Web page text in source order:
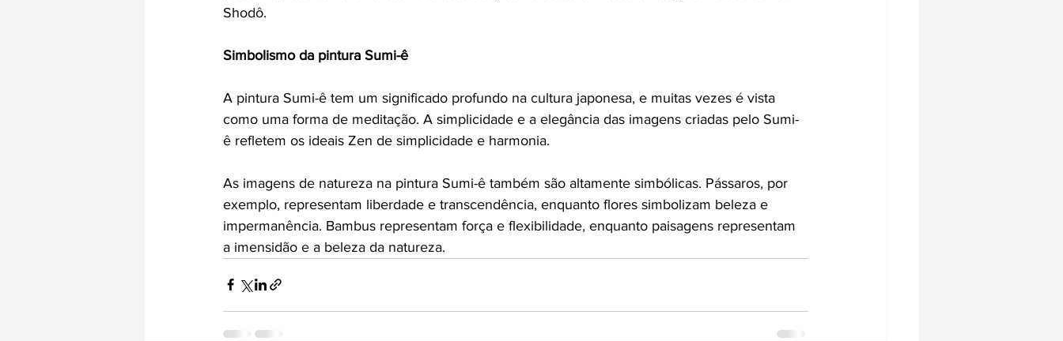
Shodô.
Simbolismo da pintura Sumi-ê
A pintura Sumi-ê tem um significado profundo na cultura japonesa, e muitas vezes é vista
como uma forma de meditação. A simplicidade e a elegância das imagens criadas pelo Sumi-
ê refletem os ideais Zen de simplicidade e harmonia.
As imagens de natureza na pintura Sumi-ê também são altamente simbólicas. Pássaros, por
exemplo, representam liberdade e transcendência, enquanto flores simbolizam beleza e
impermanência. Bambus representam força e flexibilidade, enquanto paisagens representam
a imensidão e a beleza da natureza.